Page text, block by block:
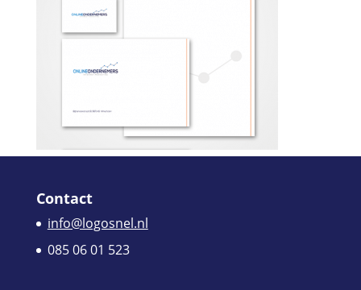
Contact
info@logosnel.nl
085 06 01 523